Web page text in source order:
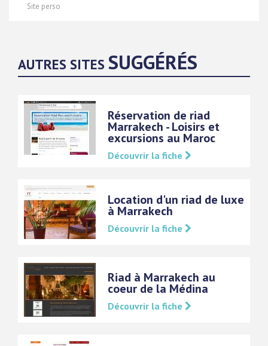
Site perso
AUTRES SITES SUGGÉRÉS
Réservation de riad
Marrakech - Loisirs et
excursions au Maroc
Découvrir la fiche
Location d'un riad de luxe
à Marrakech
Découvrir la fiche
Riad à Marrakech au
coeur de la Médina
Découvrir la fiche